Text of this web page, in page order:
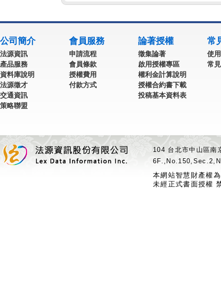
公司簡介
法源資訊
產品服務
資料庫說明
法源徵才
交通資訊
策略聯盟
會員服務
申請流程
會員條款
授權費用
付款方式
論著授權
徵集論著
啟用授權專區
權利金計算說明
授權合約書下載
投稿基本資料表
常
使
常
104 台北市中山區
本網站智慧財產權
未經正式書面授權